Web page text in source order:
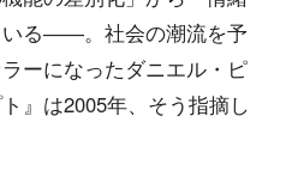
いる――。社会の潮流を予
ーになったダニエル・ピ
』は2005年、そう指摘し